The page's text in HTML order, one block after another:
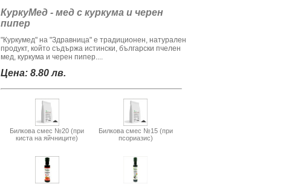
КуркуМед - мед с куркума и черен
пипер
"Куркумед" на "Здравница" е традиционен, натурален
продукт, който съдържа истински, български пчелен
мед, куркума и черен пипер....
Цена: 8.80 лв.
Билкова смес №20 (при
киста на яйчниците)
Билкова смес №15 (при
псориазис)